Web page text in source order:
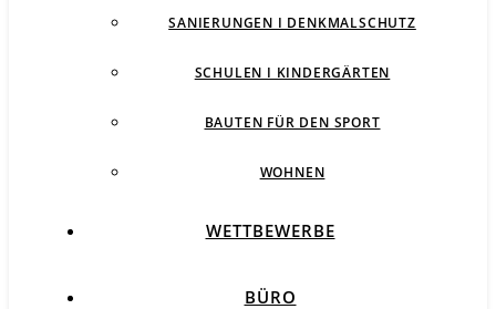
SANIERUNGEN I DENKMALSCHUTZ
SCHULEN I KINDERGÄRTEN
BAUTEN FÜR DEN SPORT
WOHNEN
WETTBEWERBE
BÜRO